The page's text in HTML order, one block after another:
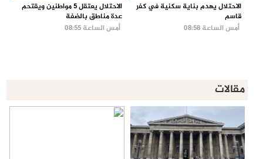
الاحتلال يهدم بناية سكنية في كفر
قاسم
أمس الساعة 08:58
الاحتلال يعتقل 5 مواطنين ويقتحم
عدة مناطق بالضفة
أمس الساعة 08:55
مقالات